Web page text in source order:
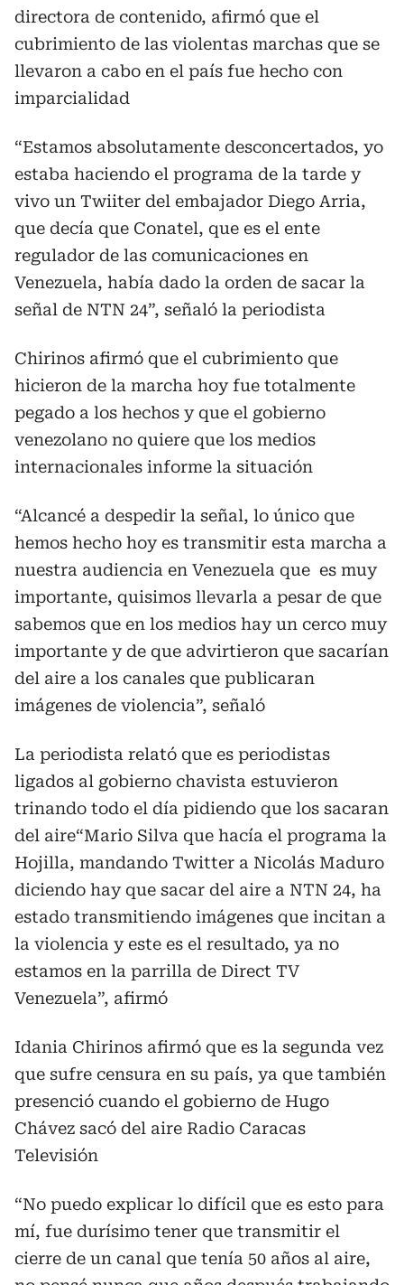
directora de contenido, afirmó que el
cubrimiento de las violentas marchas que se
llevaron a cabo en el país fue hecho con
imparcialidad
“Estamos absolutamente desconcertados, yo
estaba haciendo el programa de la tarde y
vivo un Twiiter del embajador Diego Arria,
que decía que Conatel, que es el ente
regulador de las comunicaciones en
Venezuela, había dado la orden de sacar la
señal de NTN 24”, señaló la periodista
Chirinos afirmó que el cubrimiento que
hicieron de la marcha hoy fue totalmente
pegado a los hechos y que el gobierno
venezolano no quiere que los medios
internacionales informe la situación
“Alcancé a despedir la señal, lo único que
hemos hecho hoy es transmitir esta marcha a
nuestra audiencia en Venezuela que es muy
importante, quisimos llevarla a pesar de que
sabemos que en los medios hay un cerco muy
importante y de que advirtieron que sacarían
del aire a los canales que publicaran
imágenes de violencia”, señaló
La periodista relató que es periodistas
ligados al gobierno chavista estuvieron
trinando todo el día pidiendo que los sacaran
del aire“Mario Silva que hacía el programa la
Hojilla, mandando Twitter a Nicolás Maduro
diciendo hay que sacar del aire a NTN 24, ha
estado transmitiendo imágenes que incitan a
la violencia y este es el resultado, ya no
estamos en la parrilla de Direct TV
Venezuela”, afirmó
Idania Chirinos afirmó que es la segunda vez
que sufre censura en su país, ya que también
presenció cuando el gobierno de Hugo
Chávez sacó del aire Radio Caracas
Televisión
“No puedo explicar lo difícil que es esto para
mí, fue durísimo tener que transmitir el
cierre de un canal que tenía 50 años al aire,